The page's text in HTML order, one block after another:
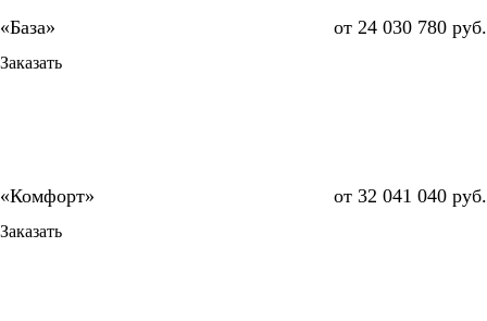
от 24 030 780 руб.
Заказать
от 32 041 040 руб.
Заказать